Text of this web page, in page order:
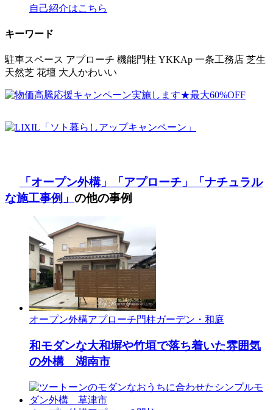
自己紹介はこちら
キーワード
駐車スペース アプローチ 機能門柱 YKKAp 一条工務店 芝生
天然芝 花壇 大人かわいい
「オープン外構」 「アプローチ」
「ナチュラル
な施工事例」 の他の事例
オープン外構アプローチ門柱ガーデン・和庭
和モダンな大和塀や竹垣で落ち着いた雰囲気
の外構 湖南市